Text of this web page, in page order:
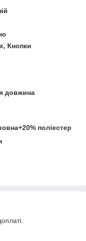
Кнопки
довжина
поліестер